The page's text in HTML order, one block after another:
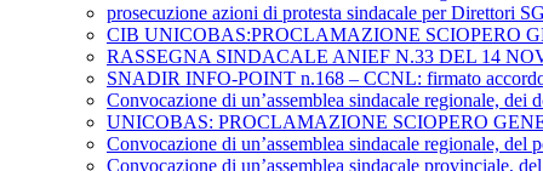
prosecuzione azioni di protesta sindacale per Direttori
CIB UNICOBAS:PROCLAMAZIONE SCIOPERO
RASSEGNA SINDACALE ANIEF N.33 DEL 14
SNADIR INFO-POINT n.168 – CCNL: firmato
Convocazione di un’assemblea sindacale regionale,
UNICOBAS: PROCLAMAZIONE SCIOPERO
Convocazione di un’assemblea sindacale regionale,
Convocazione di un’assemblea sindacale provinciale,